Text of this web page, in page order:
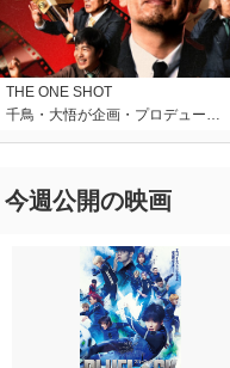
THE ONE SHOT
千鳥・大悟が企画・プロデュー…
今週公開の映画